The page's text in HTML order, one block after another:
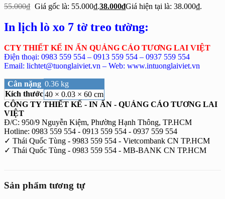
55.000₫ Giá gốc là: 55.000₫.38.000₫Giá hiện tại là: 38.000₫.
In lịch lò xo 7 tờ treo tường:
CTY THIẾT KẾ IN ẤN QUẢNG CÁO TƯƠNG LAI VIỆT
Điện thoại: 0983 559 554 – 0913 559 554 – 0937 559 554
Email: lichtet@tuonglaiviet.vn – Web: www.intuonglaiviet.vn
Cân nặng 0.36 kg
Kích thước40 × 0.03 × 60 cm
CÔNG TY THIẾT KẾ - IN ẤN - QUẢNG CÁO TƯƠNG LAI
VIỆT
Đ/C: 950/9 Nguyễn Kiệm, Phường Hạnh Thông, TP.HCM
Hotline: 0983 559 554 - 0913 559 554 - 0937 559 554
✓ Thái Quốc Tùng - 9983 559 554 - Vietcombank CN TP.HCM
✓ Thái Quốc Tùng - 0983 559 554 - MB-BANK CN TP.HCM
Sản phẩm tương tự